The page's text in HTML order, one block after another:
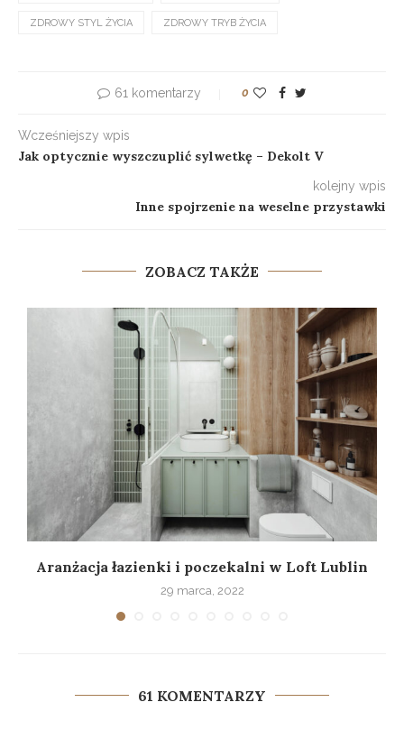
ZDROWY STYL ŻYCIA ZDROWY TRYB ŻYCIA
61 komentarzy 0
Wcześniejszy wpis
Jak optycznie wyszczuplić sylwetkę – Dekolt V
kolejny wpis
Inne spojrzenie na weselne przystawki
ZOBACZ TAKŻE
Aranżacja łazienki i poczekalni w Loft Lublin
29 marca, 2022
61 KOMENTARZY